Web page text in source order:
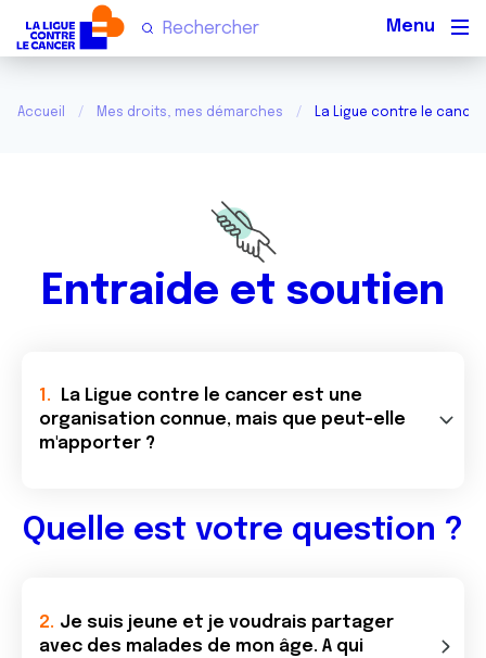
Accueil Mes droits, mes démarches La Ligue contre le
Entraide et soutien
Je suis jeune et je voudrais partager
avec des malades de mon âge. A qui
Quelle est votre question ?
La Ligue contre le cancer est une
organisation connue, mais que peut-elle
m'apporter ?